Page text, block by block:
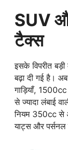
SUV
टैक्स
इसके विपरीत
बढ़ा दी गई है।
गाड़ियाँ,
से ज्यादा लंबाई
नियम 350cc से
याट्स और पर्सनल